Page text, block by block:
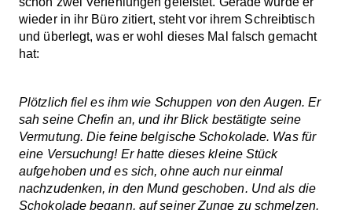
wieder in ihr Büro zitiert, steht vor ihrem Schreibtisch
und überlegt, was er wohl dieses Mal falsch gemacht
hat:
Plötzlich fiel es ihm wie Schuppen von den Augen. Er
sah seine Chefin an, und ihr Blick bestätigte seine
Vermutung. Die feine belgische Schokolade. Was für
eine Versuchung! Er hatte dieses kleine Stück
aufgehoben und es sich, ohne auch nur einmal
nachzudenken, in den Mund geschoben. Und als die
Schokolade begann, auf seiner Zunge zu schmelzen,